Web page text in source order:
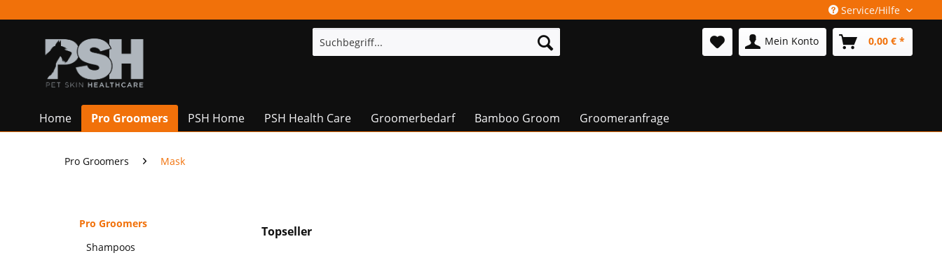
Service/Hilfe
Mein Konto 0,00 € *
Home Pro Groomers PSH Home PSH Health Care Groomerbedarf Bamboo Groom Groomeranfrage
Pro Groomers Mask
Pro Groomers
Shampoos
Topseller